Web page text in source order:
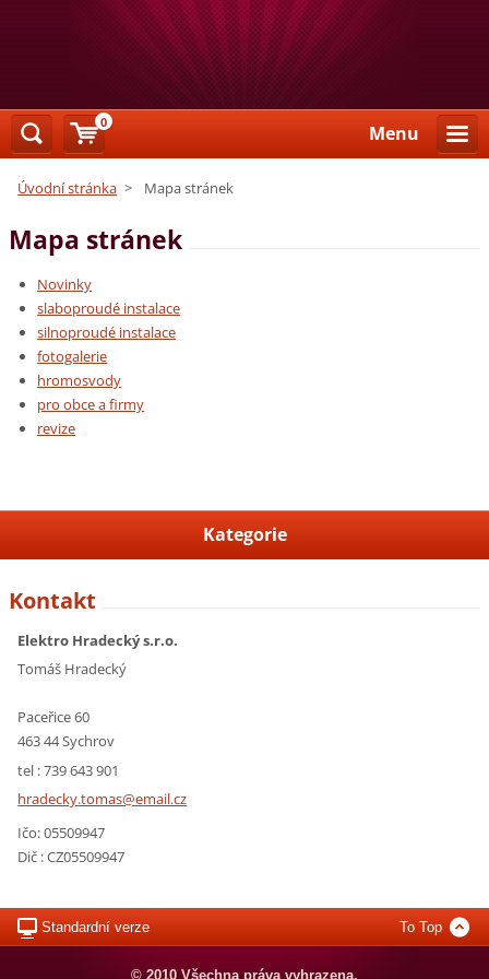
Menu
Úvodní stránka > Mapa stránek
Mapa stránek
Novinky
slaboproudé instalace
silnoproudé instalace
fotogalerie
hromosvody
pro obce a firmy
revize
Kategorie
Kontakt
Elektro Hradecký s.r.o.
Tomáš Hradecký
Paceřice 60
463 44 Sychrov
tel : 739 643 901
hradecky.tomas@email.cz
Ičo: 05509947
Dič : CZ05509947
Standardní verze To Top
© 2010 Všechna práva vyhrazena.
0